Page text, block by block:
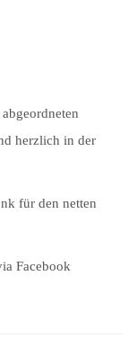
herzlich in der
für den netten
Facebook